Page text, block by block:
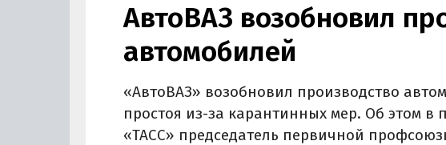
АвтоВАЗ возобновил
автомобилей
«АвтоВАЗ» возобновил производство
простоя из-за карантинных мер. Об этом в
«ТАСС» председатель первичной